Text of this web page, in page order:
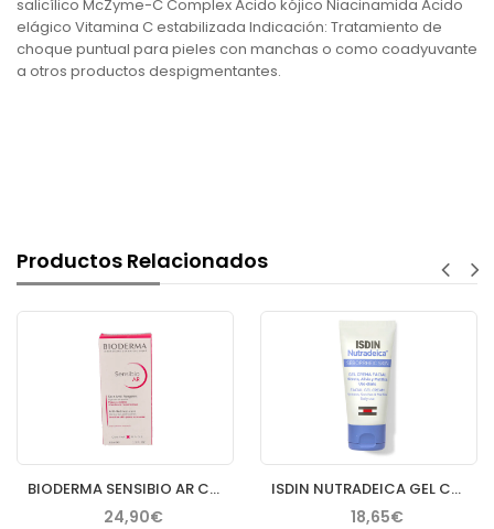
salicílico McZyme-C Complex Ácido kójico Niacinamida Ácido
elágico Vitamina C estabilizada Indicación: Tratamiento de
choque puntual para pieles con manchas o como coadyuvante
a otros productos despigmentantes.
Productos Relacionados
BIODERMA SENSIBIO AR CREMA 40 ML
24,90€
ISDIN NUTRADEICA GEL CREMA FACIAL PIEL SEBORREICA 50 ML
18,65€